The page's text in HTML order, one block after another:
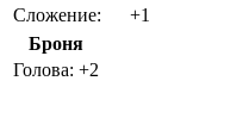
Сложение:
+1
Броня
Голова: +2